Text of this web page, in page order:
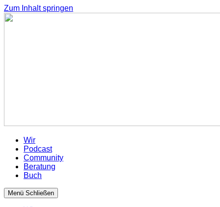
Zum Inhalt springen
Wir
Podcast
Community
Beratung
Buch
Menü Schließen